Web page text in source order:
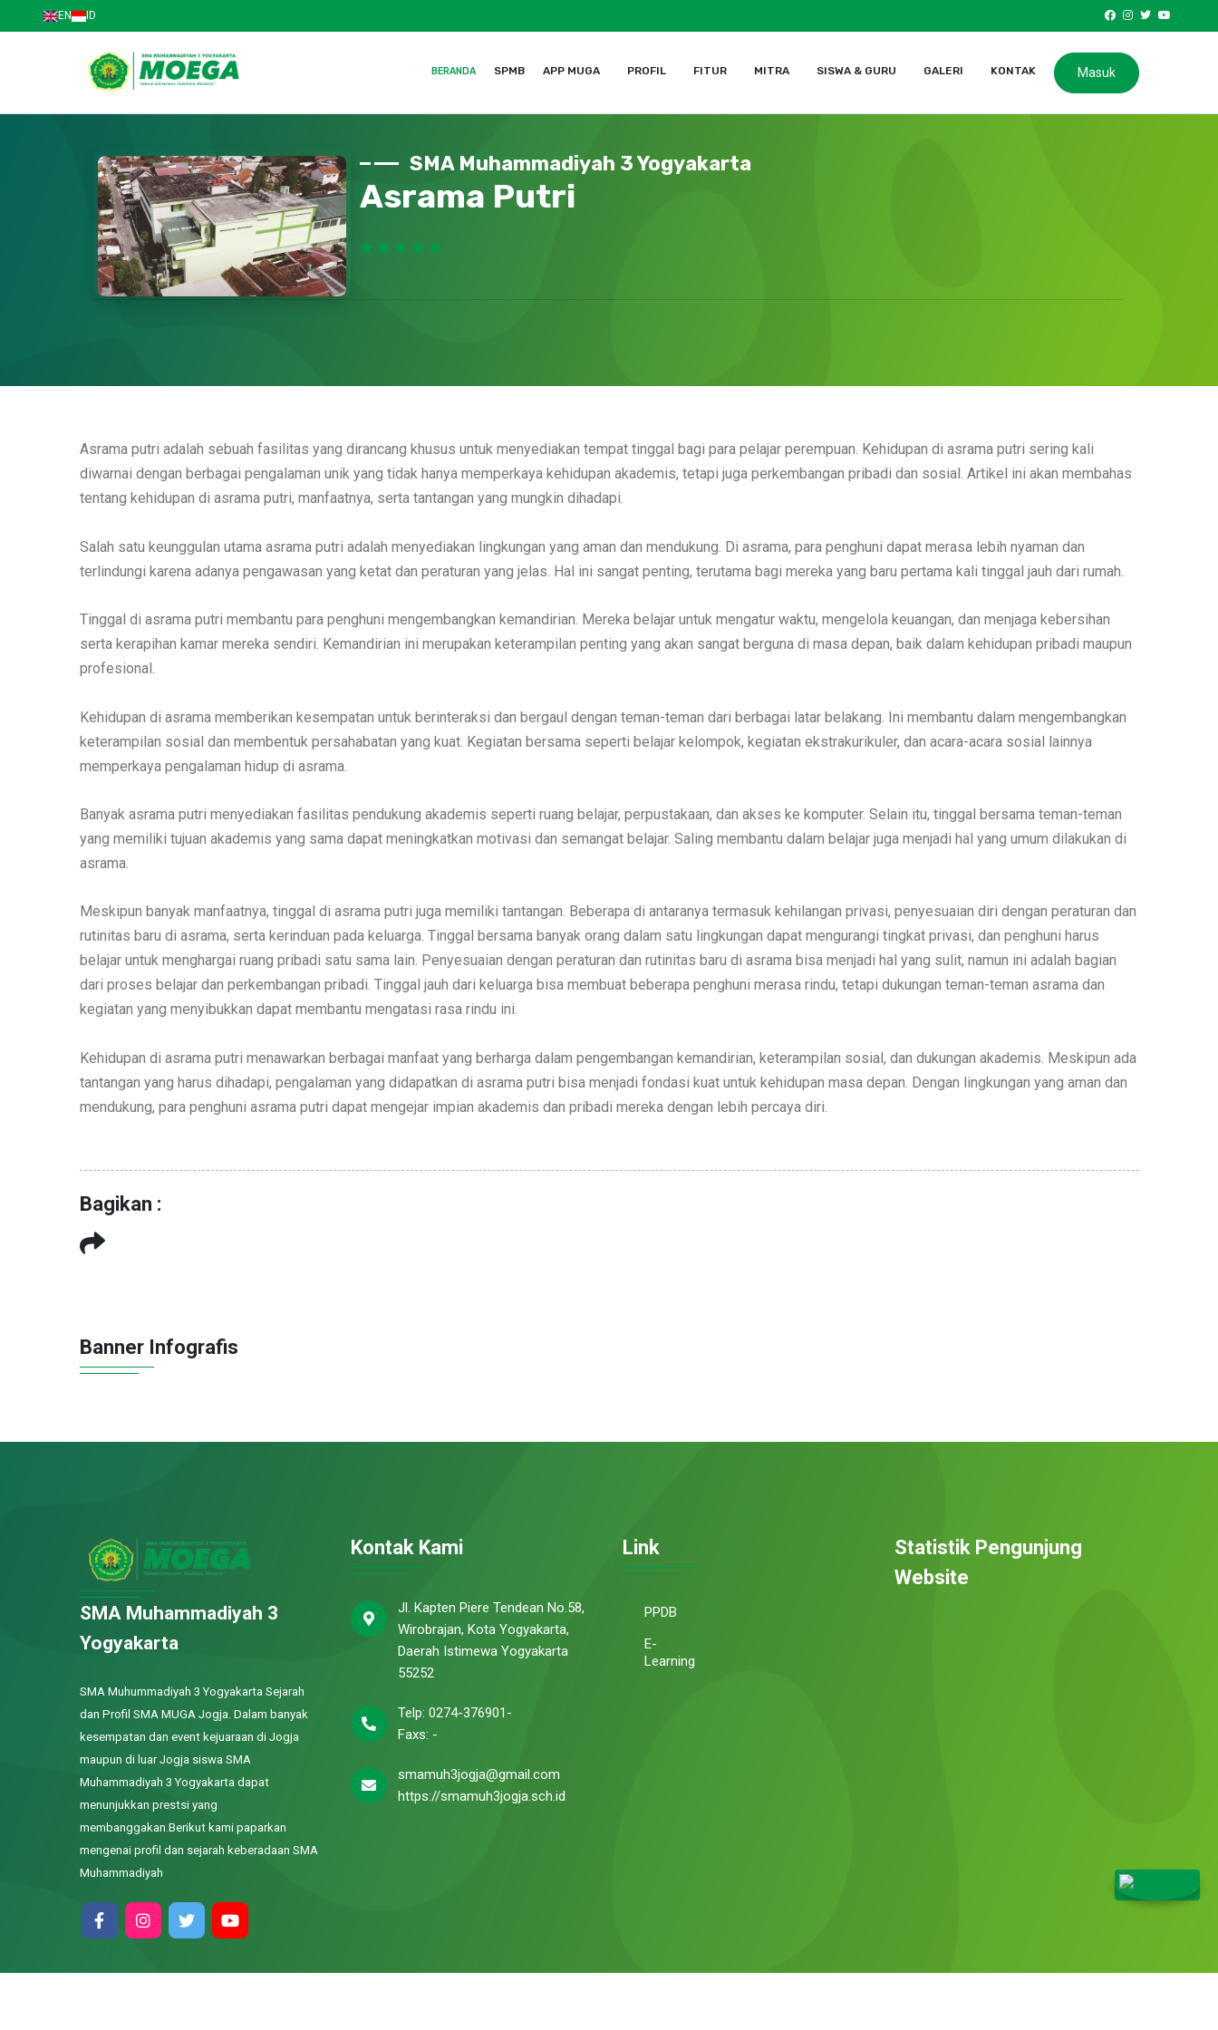
EN ID
Masuk
BERANDA SPMB APP MUGA PROFIL FITUR MITRA SISWA & GURU GALERI KONTAK
SMA Muhammadiyah 3 Yogyakarta
Asrama Putri
Asrama putri adalah sebuah fasilitas yang dirancang khusus untuk menyediakan tempat tinggal bagi para pelajar perempuan. Kehidupan di asrama putri sering kali
diwarnai dengan berbagai pengalaman unik yang tidak hanya memperkaya kehidupan akademis, tetapi juga perkembangan pribadi dan sosial. Artikel ini akan membahas
tentang kehidupan di asrama putri, manfaatnya, serta tantangan yang mungkin dihadapi.
Salah satu keunggulan utama asrama putri adalah menyediakan lingkungan yang aman dan mendukung. Di asrama, para penghuni dapat merasa lebih nyaman dan
terlindungi karena adanya pengawasan yang ketat dan peraturan yang jelas. Hal ini sangat penting, terutama bagi mereka yang baru pertama kali tinggal jauh dari rumah.
Tinggal di asrama putri membantu para penghuni mengembangkan kemandirian. Mereka belajar untuk mengatur waktu, mengelola keuangan, dan menjaga kebersihan
serta kerapihan kamar mereka sendiri. Kemandirian ini merupakan keterampilan penting yang akan sangat berguna di masa depan, baik dalam kehidupan pribadi maupun
profesional.
Kehidupan di asrama memberikan kesempatan untuk berinteraksi dan bergaul dengan teman-teman dari berbagai latar belakang. Ini membantu dalam mengembangkan
keterampilan sosial dan membentuk persahabatan yang kuat. Kegiatan bersama seperti belajar kelompok, kegiatan ekstrakurikuler, dan acara-acara sosial lainnya
memperkaya pengalaman hidup di asrama.
Banyak asrama putri menyediakan fasilitas pendukung akademis seperti ruang belajar, perpustakaan, dan akses ke komputer. Selain itu, tinggal bersama teman-teman
yang memiliki tujuan akademis yang sama dapat meningkatkan motivasi dan semangat belajar. Saling membantu dalam belajar juga menjadi hal yang umum dilakukan di
asrama.
Meskipun banyak manfaatnya, tinggal di asrama putri juga memiliki tantangan. Beberapa di antaranya termasuk kehilangan privasi, penyesuaian diri dengan peraturan dan
rutinitas baru di asrama, serta kerinduan pada keluarga. Tinggal bersama banyak orang dalam satu lingkungan dapat mengurangi tingkat privasi, dan penghuni harus
belajar untuk menghargai ruang pribadi satu sama lain. Penyesuaian dengan peraturan dan rutinitas baru di asrama bisa menjadi hal yang sulit, namun ini adalah bagian
dari proses belajar dan perkembangan pribadi. Tinggal jauh dari keluarga bisa membuat beberapa penghuni merasa rindu, tetapi dukungan teman-teman asrama dan
kegiatan yang menyibukkan dapat membantu mengatasi rasa rindu ini.
Kehidupan di asrama putri menawarkan berbagai manfaat yang berharga dalam pengembangan kemandirian, keterampilan sosial, dan dukungan akademis. Meskipun ada
tantangan yang harus dihadapi, pengalaman yang didapatkan di asrama putri bisa menjadi fondasi kuat untuk kehidupan masa depan. Dengan lingkungan yang aman dan
mendukung, para penghuni asrama putri dapat mengejar impian akademis dan pribadi mereka dengan lebih percaya diri.
Bagikan :
Banner Infografis
SMA Muhammadiyah 3
Yogyakarta
SMA Muhummadiyah 3 Yogyakarta Sejarah
dan Profil SMA MUGA Jogja. Dalam banyak
kesempatan dan event kejuaraan di Jogja
maupun di luar Jogja siswa SMA
Muhammadiyah 3 Yogyakarta dapat
menunjukkan prestsi yang
membanggakan.Berikut kami paparkan
mengenai profil dan sejarah keberadaan SMA
Muhammadiyah
Kontak Kami
Jl. Kapten Piere Tendean No.58,
Wirobrajan, Kota Yogyakarta,
Daerah Istimewa Yogyakarta
55252
Telp: 0274-376901-
Faxs: -
smamuh3jogja@gmail.com
https://smamuh3jogja.sch.id
Link
PPDB
E-
Learning
Statistik Pengunjung
Website